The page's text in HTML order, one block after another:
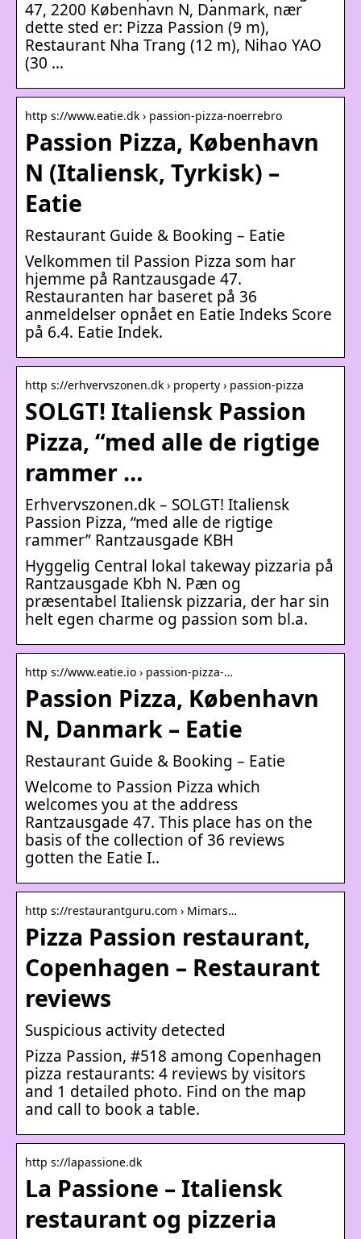
47, 2200 København N, Danmark, nær
dette sted er: Pizza Passion (9 m),
Restaurant Nha Trang (12 m), Nihao YAO
(30 …
http s://www.eatie.dk › passion-pizza-noerrebro
Passion Pizza, København
N (Italiensk, Tyrkisk) –
Eatie
Restaurant Guide & Booking – Eatie
Velkommen til Passion Pizza som har
hjemme på Rantzausgade 47.
Restauranten har baseret på 36
anmeldelser opnået en Eatie Indeks Score
på 6.4. Eatie Indek.
http s://erhvervszonen.dk › property › passion-pizza
SOLGT! Italiensk Passion
Pizza, “med alle de rigtige
rammer …
Erhvervszonen.dk – SOLGT! Italiensk
Passion Pizza, “med alle de rigtige
rammer” Rantzausgade KBH
Hyggelig Central lokal takeway pizzaria på
Rantzausgade Kbh N. Pæn og
præsentabel Italiensk pizzaria, der har sin
helt egen charme og passion som bl.a.
http s://www.eatie.io › passion-pizza-…
Passion Pizza, København
N, Danmark – Eatie
Restaurant Guide & Booking – Eatie
Welcome to Passion Pizza which
welcomes you at the address
Rantzausgade 47. This place has on the
basis of the collection of 36 reviews
gotten the Eatie I..
http s://restaurantguru.com › Mimars…
Pizza Passion restaurant,
Copenhagen – Restaurant
reviews
Suspicious activity detected
Pizza Passion, #518 among Copenhagen
pizza restaurants: 4 reviews by visitors
and 1 detailed photo. Find on the map
and call to book a table.
http s://lapassione.dk
La Passione – Italiensk
restaurant og pizzeria